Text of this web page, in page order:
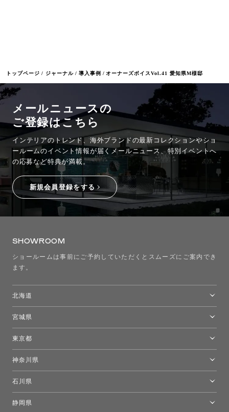
トップページ ジャーナル 導入事例 オーナーズボイスVol.41 愛知県M様邸
メールニュースの
ご登録はこちら
インテリアのトレンド、海外ブランドの最新コレクションやショ
ールームのイベント情報が届くメールニュース、特別イベントへ
の応募など特典が満載。
新規会員登録をする
SHOWROOM
ショールームは事前にご予約していただくとスムーズにご案内でき
ます。
北海道
宮城県
東京都
モーイ東京
キーブー東京
FLOS｜フロスデザインスペース青山
神奈川県
石川県
静岡県